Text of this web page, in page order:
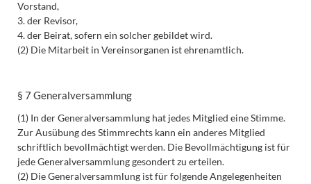
Vorstand,
3. der Revisor,
4. der Beirat, sofern ein solcher gebildet wird.
(2) Die Mitarbeit in Vereinsorganen ist ehrenamtlich.
§ 7 Generalversammlung
(1) In der Generalversammlung hat jedes Mitglied eine Stimme.
Zur Ausübung des Stimmrechts kann ein anderes Mitglied
schriftlich bevollmächtigt werden. Die Bevollmächtigung ist für
jede Generalversammlung gesondert zu erteilen.
(2) Die Generalversammlung ist für folgende Angelegenheiten